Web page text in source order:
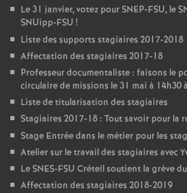
Le 31 janvier, votez pourSNEP-FSU, le
SNUipp-FSU !
Liste des supports stagiaires 2017-2018
Affectation des stagiaires 2017-18
Professeur documentaliste : faisons le
circulaire de missions le 31 mai à 14h30
Liste de titularisation des stagiaires
Stagiaires 2017-18 : Tout savoir pour la
Stage Entrée dans le métier pour les
Atelier sur le travail des stagiaires avec
LeSNES-FSU Créteil soutient la grève
Affectation des stagiaires 2018-2019